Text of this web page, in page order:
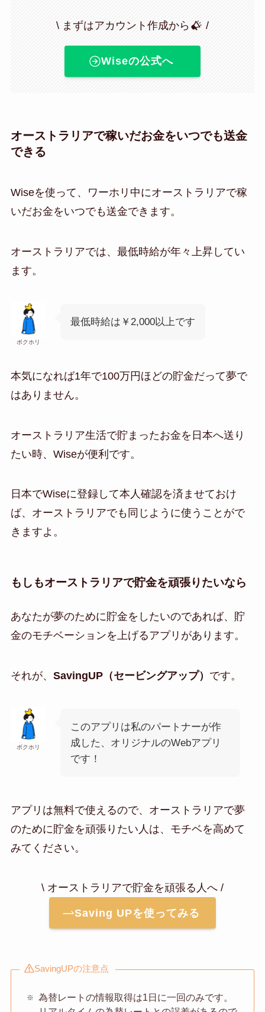
\ まずはアカウント作成から /
Wiseの公式へ
オーストラリアで稼いだお金をいつでも送金
できる
Wiseを使って、ワーホリ中にオーストラリアで稼
いだお金をいつでも送金できます。
オーストラリアでは、最低時給が年々上昇してい
ます。
ボクホリ
最低時給は￥2,000以上です
本気になれば1年で100万円ほどの貯金だって夢で
はありません。
オーストラリア生活で貯まったお金を日本へ送り
たい時、Wiseが便利です。
日本でWiseに登録して本人確認を済ませておけ
ば、オーストラリアでも同じように使うことがで
きますよ。
もしもオーストラリアで貯金を頑張りたいなら
あなたが夢のために貯金をしたいのであれば、貯
金のモチベーションを上げるアプリがあります。
それが、 SavingUP（セービングアップ） です。
ボクホリ
このアプリは私のパートナーが作
成した、オリジナルのWebアプリ
です！
アプリは無料で使えるので、オーストラリアで夢
のために貯金を頑張りたい人は、モチベを高めて
みてください。
\ オーストラリアで貯金を頑張る人へ /
Saving UPを使ってみる
SavingUPの注意点
為替レートの情報取得は1日に一回のみです。